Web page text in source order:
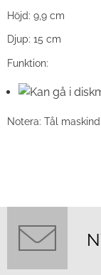
Höjd: 9,9 cm
Djup: 15 cm
Funktion:
Notera: Tål